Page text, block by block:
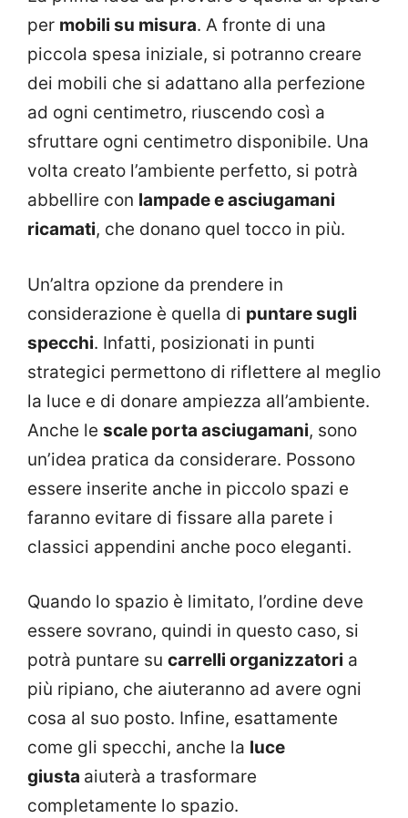
per mobili su misura. A fronte di una
piccola spesa iniziale, si potranno creare
dei mobili che si adattano alla perfezione
ad ogni centimetro, riuscendo così a
sfruttare ogni centimetro disponibile. Una
volta creato l’ambiente perfetto, si potrà
abbellire con lampade e asciugamani
ricamati, che donano quel tocco in più.
Un’altra opzione da prendere in
considerazione è quella di puntare sugli
specchi. Infatti, posizionati in punti
strategici permettono di riflettere al meglio
la luce e di donare ampiezza all’ambiente.
Anche le scale porta asciugamani, sono
un’idea pratica da considerare. Possono
essere inserite anche in piccolo spazi e
faranno evitare di fissare alla parete i
classici appendini anche poco eleganti.
Quando lo spazio è limitato, l’ordine deve
essere sovrano, quindi in questo caso, si
potrà puntare su carrelli organizzatori a
più ripiano, che aiuteranno ad avere ogni
cosa al suo posto. Infine, esattamente
come gli specchi, anche la luce
giusta aiuterà a trasformare
completamente lo spazio.